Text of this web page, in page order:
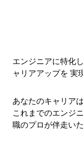
エンジニアに特化
ャリアアップを 実
あなたのキャリア
これまでのエンジ
職のプロが伴走い